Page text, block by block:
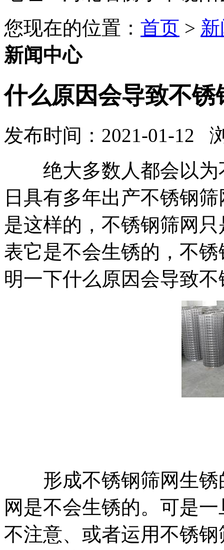
您现在的位置： 首页 >
新闻中心
什么原因会导致不锈
发布时间：2021-01-12
绝大多数人都会以为
日具有多年出产不锈钢
是这样的，不锈钢筛网
表它是不会生锈的，不
明一下什么原因会导致
形成不锈钢筛网生锈
网是不会生锈的。可是
不注意、或者运用不锈